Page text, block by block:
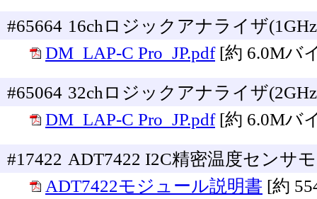
#65664 16chロジックアナライザ
DM_LAP-C Pro_JP.pdf [約 6.0Mバ
#65064 32chロジックアナライザ
DM_LAP-C Pro_JP.pdf [約 6.0Mバ
#17422 ADT7422 I2C精密温度センサ
ADT7422モジュール説明書 [約